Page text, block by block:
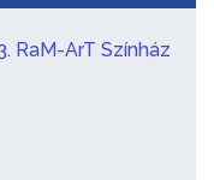
RaM-ArT Színház